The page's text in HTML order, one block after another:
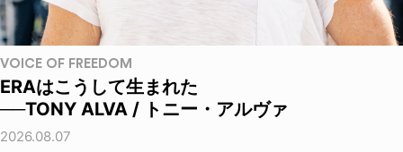
VOICE OF FREEDOM
ERAはこうして生まれた
──TONY ALVA / トニー・アルヴァ
2026.08.07